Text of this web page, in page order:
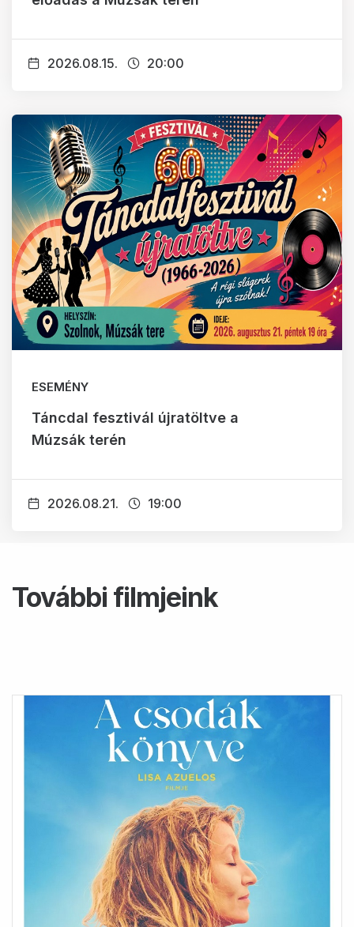
2026.08.15. 20:00
ESEMÉNY
Táncdal fesztivál újratöltve a
Múzsák terén
2026.08.21. 19:00
További filmjeink